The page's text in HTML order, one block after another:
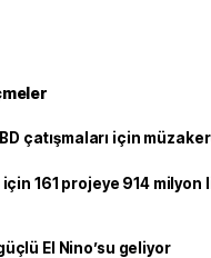
çatışmaları için
için 161 projeye 914 milyon
El Nino’su geliyor